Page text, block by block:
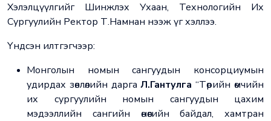
Хэлэлцүүлгийг Шинжлэх Ухаан, Технологийн Их
Сургуулийн Ректор Т.Намнан нээж үг хэллээ.
Үндсэн илтгэгчээр:
Монголын номын сангуудын консорциумын
удирдах зөвлөлийн даргаЛ.Гантулга“Төрийн өмчийн
их сургуулийн номын сангуудын цахим
мэдээллийн сангийн өнөөгийн байдал, хамтран